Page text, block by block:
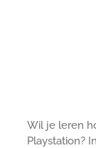
Wil je leren
Playstation?